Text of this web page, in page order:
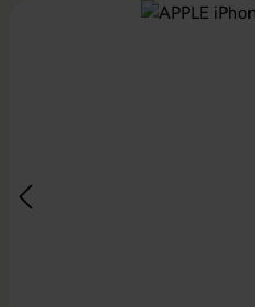
Ignorer la galerie d'images